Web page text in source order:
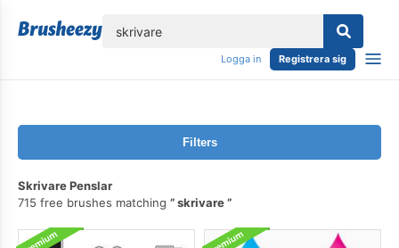
Logga in Registrera sig
Filters
Skrivare Penslar
715 free brushes matching
skrivare